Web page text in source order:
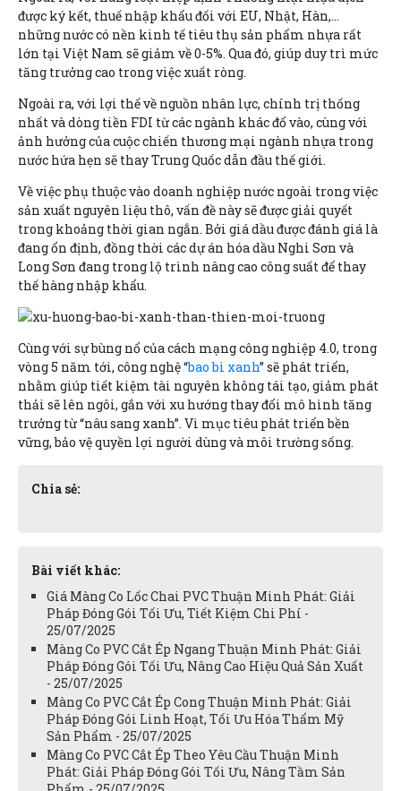
được ký kết, thuế nhập khẩu đối với EU, Nhật, Hàn,…
những nước có nền kinh tế tiêu thụ sản phẩm nhựa rất
lớn tại Việt Nam sẽ giảm về 0-5%. Qua đó, giúp duy trì mức
tăng trưởng cao trong việc xuất ròng.
Ngoài ra, với lợi thế về nguồn nhân lực, chính trị thống
nhất và dòng tiền FDI từ các ngành khác đổ vào, cùng với
ảnh hưởng của cuộc chiến thương mại ngành nhựa trong
nước hứa hẹn sẽ thay Trung Quốc dẫn đầu thế giới.
Về việc phụ thuộc vào doanh nghiệp nước ngoài trong việc
sản xuất nguyên liệu thô, vấn đề này sẽ được giải quyết
trong khoảng thời gian ngắn. Bởi giá dầu được đánh giá là
đang ổn định, đồng thời các dự án hóa dầu Nghi Sơn và
Long Sơn đang trong lộ trình nâng cao công suất để thay
thế hàng nhập khẩu.
Cùng với sự bùng nổ của cách mạng công nghiệp 4.0, trong
vòng 5 năm tới, công nghệ “bao bì xanh” sẽ phát triển,
nhằm giúp tiết kiệm tài nguyên không tái tạo, giảm phát
thải sẽ lên ngôi, gắn với xu hướng thay đổi mô hình tăng
trưởng từ “nâu sang xanh”. Vì mục tiêu phát triển bền
vững, bảo vệ quyền lợi người dùng và môi trường sống.
Chia sẻ:
Bài viết khác:
Giá Màng Co Lốc Chai PVC Thuận Minh Phát: Giải
Pháp Đóng Gói Tối Ưu, Tiết Kiệm Chi Phí -
25/07/2025
Màng Co PVC Cắt Ép Ngang Thuận Minh Phát: Giải
Pháp Đóng Gói Tối Ưu, Nâng Cao Hiệu Quả Sản Xuất
- 25/07/2025
Màng Co PVC Cắt Ép Cong Thuận Minh Phát: Giải
Pháp Đóng Gói Linh Hoạt, Tối Ưu Hóa Thẩm Mỹ
Sản Phẩm - 25/07/2025
Màng Co PVC Cắt Ép Theo Yêu Cầu Thuận Minh
Phát: Giải Pháp Đóng Gói Tối Ưu, Nâng Tầm Sản